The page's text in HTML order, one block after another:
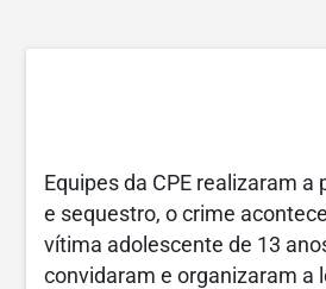
Equipes da CPE realizaram
e sequestro, o crime
vítima adolescente de 13
convidaram e organizaram a